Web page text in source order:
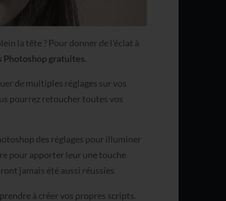
la tête ? Pour donner de l’éclat à
Photoshop gratuites.
de multiples réglages sur vos
pourrez retoucher toutes vos
des réglages pour illuminer
pour apporter leur une touche
jamais été aussi réussies
à créer vos propres scripts.